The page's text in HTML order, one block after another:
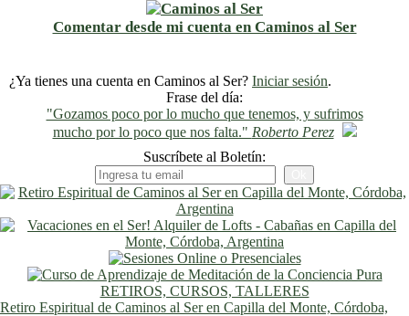
Comentar desde mi cuenta en Caminos al Ser
¿Ya tienes una cuenta en Caminos al Ser? Iniciar sesión.
Frase del día:
"Gozamos poco por lo mucho que tenemos, y sufrimos
mucho por lo poco que nos falta." Roberto Perez
Suscríbete al Boletín:
RETIROS, CURSOS, TALLERES
Retiro Espiritual de Caminos al Ser en Capilla del Monte, Córdoba,